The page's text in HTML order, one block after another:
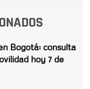
Bogotá: consulta
hoy 7 de